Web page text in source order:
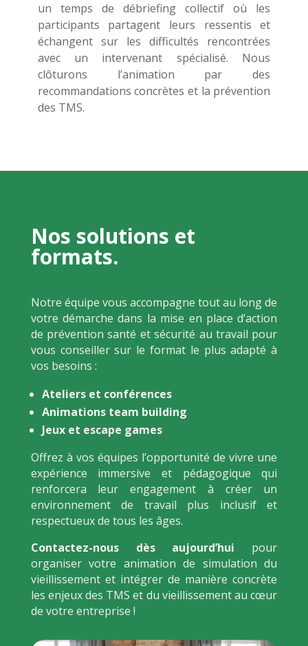
un temps de débriefing collectif où les
participants partagent leurs ressentis et
échangent sur les difficultés rencontrées
avec un intervenant spécialisé. Nous
clôturons l’animation par des
recommandations concrètes et la prévention
des TMS.
Nos solutions et
formats.
Notre équipe vous accompagne tout au long de
votre démarche dans la mise en place d’action
de prévention santé et sécurité au travail pour
vous conseiller sur le format le plus adapté à
vos besoins :
Ateliers et conférences
Animations team building
Jeux et escape games
Offrez à vos équipes l’opportunité de vivre une
expérience immersive et pédagogique qui
renforcera leur engagement à créer un
environnement de travail plus inclusif et
respectueux de tous les âges.
Contactez-nous dès aujourd’hui pour
organiser votre animation de simulation du
vieillissement et intégrer de manière concrète
les enjeux des TMS et du vieillissement au cœur
de votre entreprise !